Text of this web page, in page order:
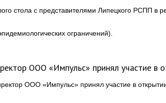
ограничений).
ООО «Импульс» принял участие в